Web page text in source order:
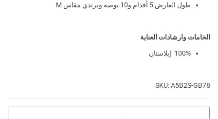
طول العارض 5 أقدام و10 بوصة ويرتدي مقاس M
الخامات وارشادات العناية
100% إيلاستان
SKU: A5B2S-GB78